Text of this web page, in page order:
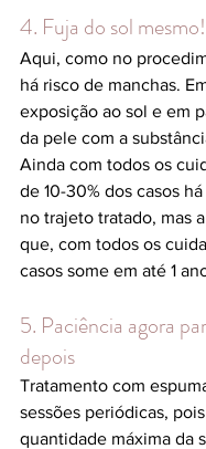
4. Fuja do sol mesmo!
Aqui, como no
há risco de manchas.
exposição ao sol e em
da pele com a
Ainda com todos os
de 10-30% dos casos
no trajeto tratado, mas
que, com todos os
casos some em até 1
5. Paciência agora
depois
Tratamento com
sessões periódicas,
quantidade máxima da